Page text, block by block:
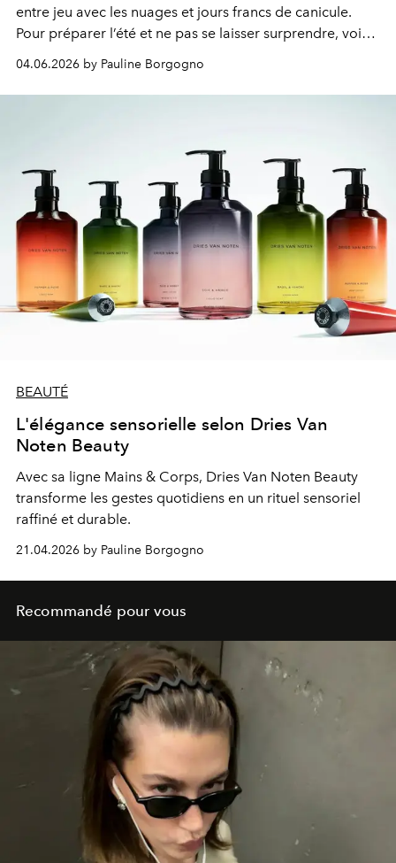
entre jeu avec les nuages et jours francs de canicule.
Pour préparer l’été et ne pas se laisser surprendre, voici
quelques essentiels à ajouter à son vanity ce mois-ci.
04.06.2026 by Pauline Borgogno
BEAUTÉ
L'élégance sensorielle selon Dries Van
Noten Beauty
Avec sa ligne Mains & Corps, Dries Van Noten Beauty
transforme les gestes quotidiens en un rituel sensoriel
raffiné et durable.
21.04.2026 by Pauline Borgogno
Recommandé pour vous